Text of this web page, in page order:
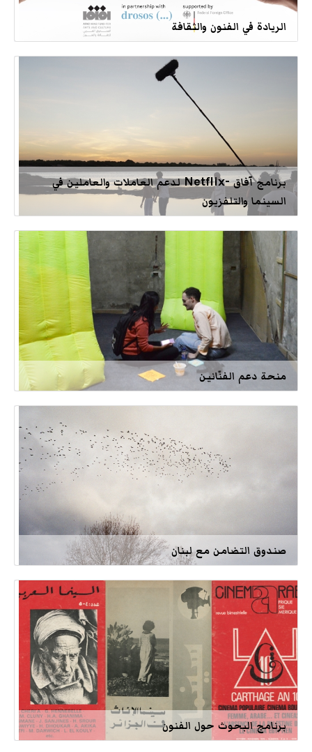
الريادة في الفنون والثقافة
برنامج آفاق -Netflix لدعم العاملات والعاملين في
السينما والتلفزيون
منحة دعم الفنّانين
صندوق التضامن مع لبنان
برنامج البحوث حول الفنون